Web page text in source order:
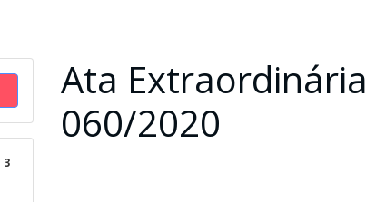
3
Ata Extraordinária
060/2020